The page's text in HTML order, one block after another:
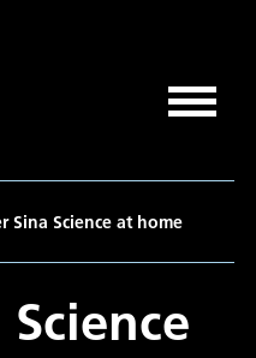
Sina Science at home